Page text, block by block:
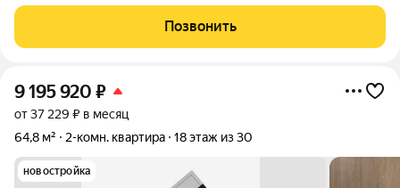
Шолохова 211/3. Дом расположен прямо у Можайской рощи
Позвонить
9 195 920 ₽
от 37 229 ₽ в месяц
64,8 м²
2-комн. квартира 18 этаж из 30
новостройка